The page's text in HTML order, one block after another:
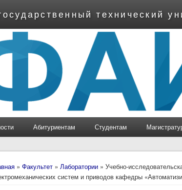
технический
Абитуриентам Студентам
»Факультет »Лаборатории » Учебно-
систем и приводов кафедры